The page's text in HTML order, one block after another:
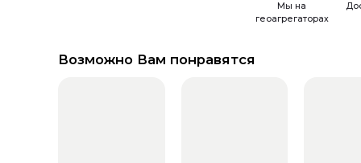
Мы на
геоагрегаторах
Возможно Вам понравятся